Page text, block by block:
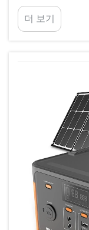
마트폰에서부
에 사용됩니다.
한다면, 엄격한...
더 보기